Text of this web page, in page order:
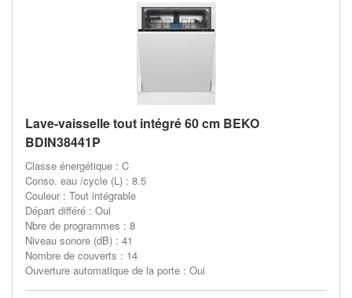
Lave-vaisselle tout intégré 60 cm BEKO
BDIN38441P
Classe énergétique : C
Conso. eau /cycle (L) : 8.5
Couleur : Tout intégrable
Départ différé : Oui
Nbre de programmes : 8
Niveau sonore (dB) : 41
Nombre de couverts : 14
Ouverture automatique de la porte : Oui